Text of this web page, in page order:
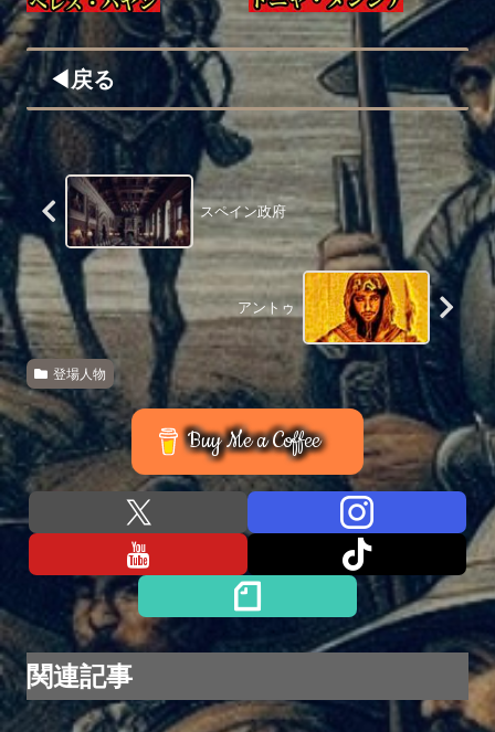
◀︎戻る
スペイン政府
アントゥ
登場人物
Buy Me a Coffee
関連記事